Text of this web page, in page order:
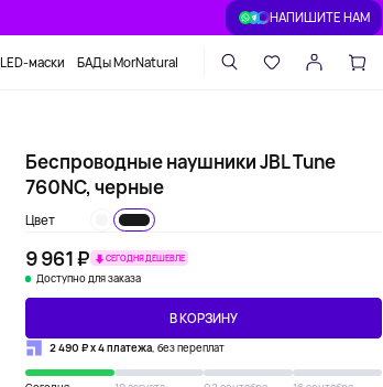
НАПИШИТЕ НАМ
LED-маски БАДы MorNatural
Беспроводные наушники JBL Tune
760NC, черные
Цвет
9 961 ₽ СЕГОДНЯ ДЕШЕВЛЕ
Доступно для заказа
В КОРЗИНУ
2 490 ₽ х 4 платежа, без переплат